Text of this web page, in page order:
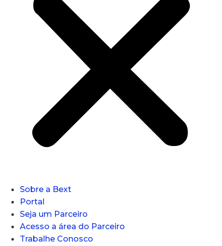
Sobre a Bext
Portal
Seja um Parceiro
Acesso a área do Parceiro
Trabalhe Conosco